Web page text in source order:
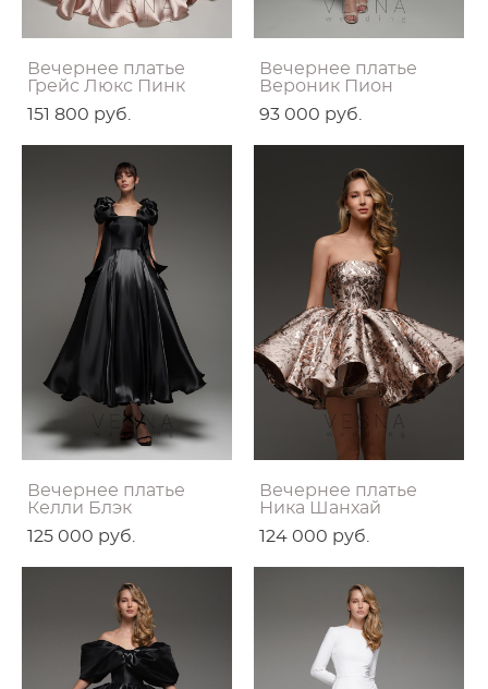
Вечернее платье
Грейс Люкс Пинк
151 800 pуб.
Вечернее платье
Вероник Пион
93 000 pуб.
Вечернее платье
Келли Блэк
125 000 pуб.
Вечернее платье
Ника Шанхай
124 000 pуб.